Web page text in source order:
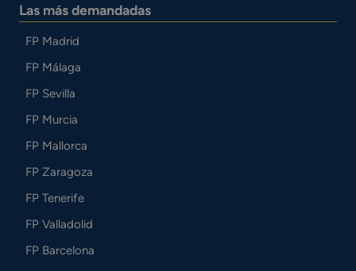
Las más demandadas
FP Madrid
FP Málaga
FP Sevilla
FP Murcia
FP Mallorca
FP Zaragoza
FP Tenerife
FP Valladolid
FP Barcelona